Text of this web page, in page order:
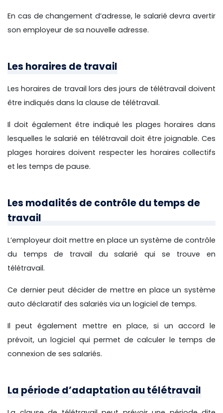
En cas de changement d’adresse, le salarié devra avertir
son employeur de sa nouvelle adresse.
Les horaires de travail
Les horaires de travail lors des jours de télétravail doivent
être indiqués dans la clause de télétravail.
Il doit également être indiqué les plages horaires dans
lesquelles le salarié en télétravail doit être joignable. Ces
plages horaires doivent respecter les horaires collectifs
et les temps de pause.
Les modalités de contrôle du temps de
travail
L’employeur doit mettre en place un système de contrôle
du temps de travail du salarié qui se trouve en
télétravail.
Ce dernier peut décider de mettre en place un système
auto déclaratif des salariés via un logiciel de temps.
Il peut également mettre en place, si un accord le
prévoit, un logiciel qui permet de calculer le temps de
connexion de ses salariés.
La période d’adaptation au télétravail